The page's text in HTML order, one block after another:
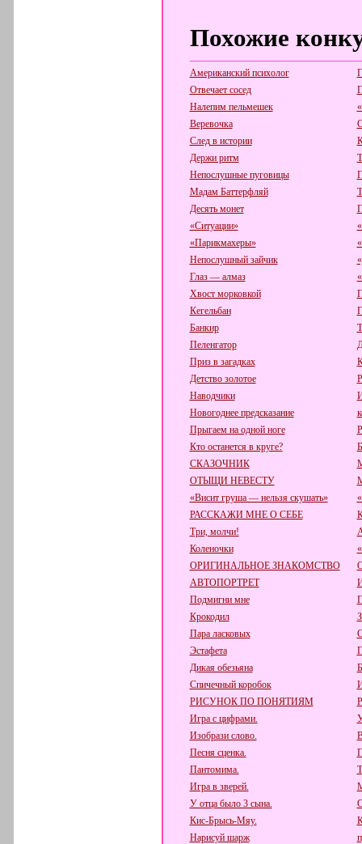
Похожие
Американский психолог
Отвечает сосед
Налепим пельмешек
Веревочка
След в истории
Держи ритм
Непослушные пуговицы
Мадам Баттерфляй
Десять монет
«Ситуации»
«Парикмахеры»
Непослушный зайчик
Глаз — алмаз
Хвост морковкой
Кегельбан
Банкир
Пеленгатор
Приз в загадках
Детство золотое
Наводчики
Новогоднее предсказание
Прыгаем на одной ноге
Кто останется в круге?
СКАЗОЧНИК
ОТЫЩИ НЕВЕСТУ
«Висит груша — нельзя скушать»
РАССКАЖИ МНЕ О СЕБЕ
Три, молчи!
Коленочки
ОРИГИНАЛЬНОЕ ЗНАКОМСТВО
АВТОПОРТРЕТ
Подмигни мне
Крокодил
Пара ласковых
Эстафета
Дикая обезьяна
Спичечный коробок
РИСУНОК ПО ПОНЯТИЯМ
Игра с цифрами.
Изобрази слово.
Песня сценка.
Пантомима.
Игра в зверей.
У отца было 3 сына.
Кис-Брысь-Мяу.
Нарисуй шарж